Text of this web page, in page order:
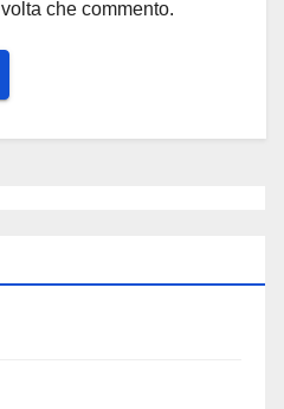
che commento.